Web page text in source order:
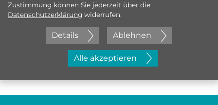
Jetzt initiativ bewerben
Zustimmung können Sie jederzeit über die
Datenschutzerklärung widerrufen.
Details Ablehnen
Alle akzeptieren